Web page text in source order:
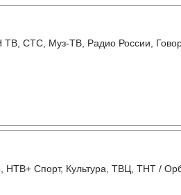
СТС, Муз-ТВ, Радио России,
Спорт, Культура, ТВЦ, ТНТ /